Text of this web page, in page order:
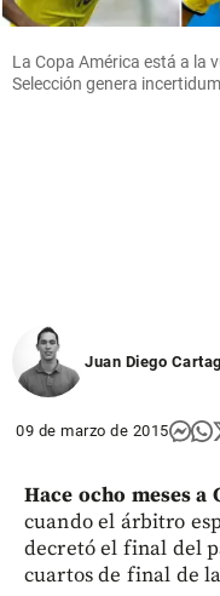
La Copa América está a la
Selección genera
Juan Diego
09 de marzo de 2015
Hace ocho meses
cuando el árbitro
decretó el final del
cuartos de final de